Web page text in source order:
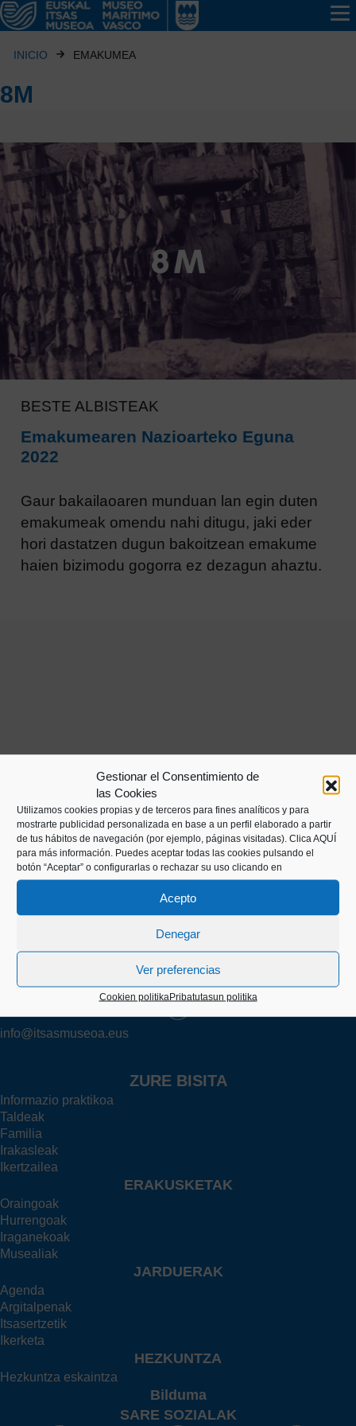
Gestionar el Consentimiento de
las Cookies
Utilizamos cookies propias y de terceros para fines analíticos y para
mostrarte publicidad personalizada en base a un perfil elaborado a partir
de tus hábitos de navegación (por ejemplo, páginas visitadas). Clica AQUÍ
para más información. Puedes aceptar todas las cookies pulsando el
botón “Aceptar” o configurarlas o rechazar su uso clicando en
Acepto
Denegar
Ver preferencias
Cookien politikaPribatutasun politika
INICIO EMAKUMEA
8M
BESTE ALBISTEAK
Emakumearen Nazioarteko Eguna
2022
Gaur bakailaoaren munduan lan egin duten
emakumeak omendu nahi ditugu, jaki eder
hori dastatzen dugun bakoitzean emakume
haien bizimodu gogorra ez dezagun ahaztu.
20003 Donostia (Gipuzkoa)
info@itsasmuseoa.eus
ZURE BISITA
Informazio praktikoa
Taldeak
Familia
Irakasleak
Ikertzailea
ERAKUSKETAK
Oraingoak
Hurrengoak
Iraganekoak
Musealiak
JARDUERAK
Agenda
Argitalpenak
Itsasertzetik
Ikerketa
HEZKUNTZA
Hezkuntza eskaintza
Bilduma
SARE SOZIALAK